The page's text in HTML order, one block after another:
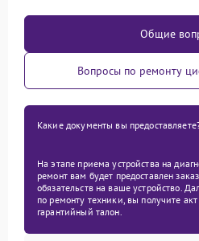
Общие
Вопросы по ремонту
Какие документы вы
На этапе приема устройства на
ремонт вам будет предоставлен
обязательств на ваше устройство.
по ремонту техники, вы получите
гарантийный талон.